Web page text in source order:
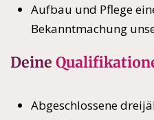
Aufbau und Pflege
Bekanntmachung
Deine
Abgeschlossene